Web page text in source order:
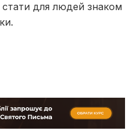
для людей знаком